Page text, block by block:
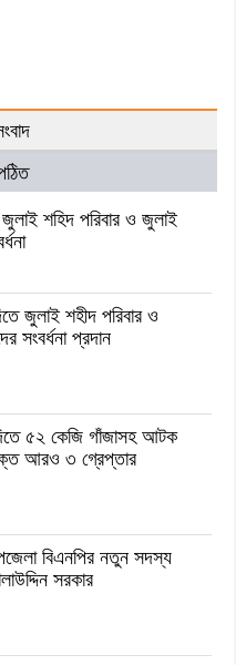
শহিদ পরিবার ও জুলাই
জুলাই শহীদ পরিবার ও
সংবর্ধনা প্রদান
৫২ কেজি গাঁজাসহ আটক
আরও ৩ গ্রেপ্তার
বিএনপির নতুন সদস্য
সরকার